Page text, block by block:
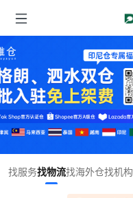
找服务找物流找海外仓找机构